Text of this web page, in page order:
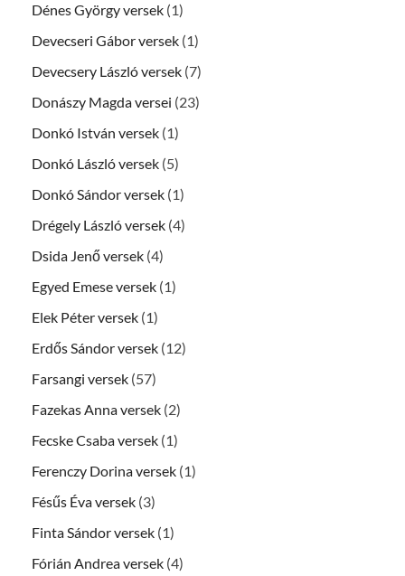
Dénes György versek (1)
Devecseri Gábor versek (1)
Devecsery László versek (7)
Donászy Magda versei (23)
Donkó István versek (1)
Donkó László versek (5)
Donkó Sándor versek (1)
Drégely László versek (4)
Dsida Jenő versek (4)
Egyed Emese versek (1)
Elek Péter versek (1)
Erdős Sándor versek (12)
Farsangi versek (57)
Fazekas Anna versek (2)
Fecske Csaba versek (1)
Ferenczy Dorina versek (1)
Fésűs Éva versek (3)
Finta Sándor versek (1)
Fórián Andrea versek (4)